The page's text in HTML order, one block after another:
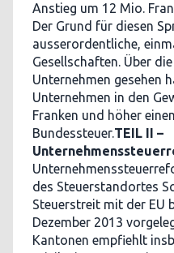
Anstieg um 12 Mio.
Der Grund für diesen
ausserordentliche,
Gesellschaften. Über
Unternehmen gesehen
Unternehmen in den
Franken und höher
Bundessteuer.TEIL II –
des Steuerstandortes
Steuerstreit mit der EU
Dezember 2013
Kantonen empfiehlt